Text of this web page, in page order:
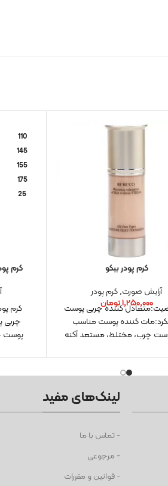
کرم پودر ببکو
آرایش صورت,کرم پودر
۱,۲۵۰,۰۰۰تومان
کننده چربی پوست
کننده پوست مناسب
چرب، مختلط، مستعد آکنه
110
145
155
175
25
کرم پودر
چربی
پوست
لینک‌های مفید
- تماس با ما
- مرجوعی
- قوانین و مقررات